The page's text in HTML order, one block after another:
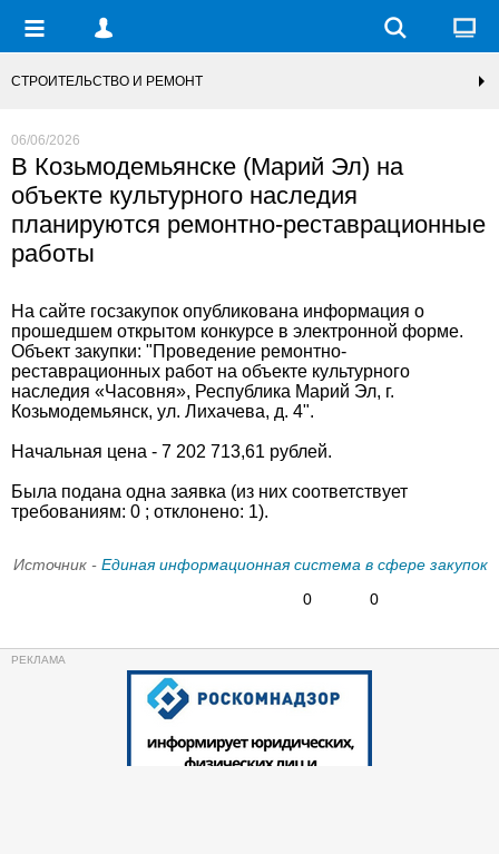
СТРОИТЕЛЬСТВО И РЕМОНТ
06/06/2026
В Козьмодемьянске (Марий Эл) на
объекте культурного наследия
планируются ремонтно-реставрационные
работы
На сайте госзакупок опубликована информация о
прошедшем открытом конкурсе в электронной форме.
Объект закупки: "Проведение ремонтно-
реставрационных работ на объекте культурного
наследия «Часовня», Республика Марий Эл, г.
Козьмодемьянск, ул. Лихачева, д. 4".
Начальная цена - 7 202 713,61 рублей.
Была подана одна заявка (из них соответствует
требованиям: 0 ; отклонено: 1).
Источник - Единая информационная система в сфере закупок
0
0